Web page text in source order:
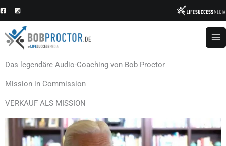
Inhalt
springen
Das legendäre Audio-Coaching von Bob Proctor
Mission in Commission
VERKAUF ALS MISSION​